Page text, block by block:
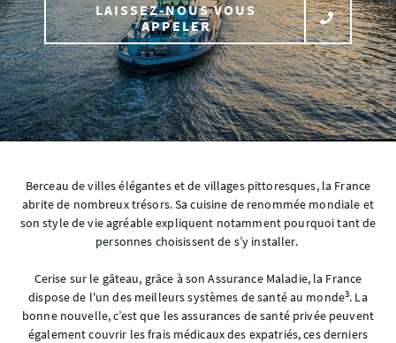
LAISSEZ-NOUS VOUS
APPELER
Berceau de villes élégantes et de villages pittoresques, la France
abrite de nombreux trésors. Sa cuisine de renommée mondiale et
son style de vie agréable expliquent notamment pourquoi tant de
personnes choisissent de s’y installer.
Cerise sur le gâteau, grâce à son Assurance Maladie, la France
dispose de l'un des meilleurs systèmes de santé au monde3. La
bonne nouvelle, c’est que les assurances de santé privée peuvent
également couvrir les frais médicaux des expatriés, ces derniers